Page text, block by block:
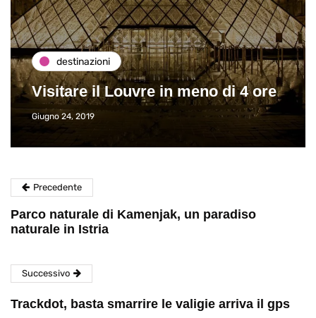
destinazioni
Visitare il Louvre in meno di 4 ore
Giugno 24, 2019
Precedente
Parco naturale di Kamenjak, un paradiso
naturale in Istria
Successivo
Trackdot, basta smarrire le valigie arriva il gps